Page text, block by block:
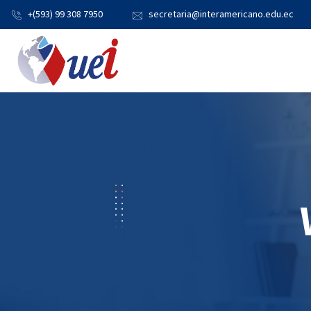
+(593) 99 308 7950 secretaria@interamericano.edu.ec